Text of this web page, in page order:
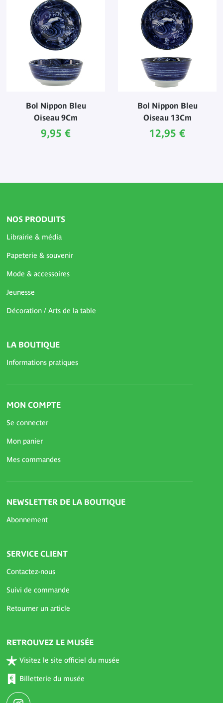
Bol Nippon Bleu
Oiseau 9Cm
Prix ​​actuel
9,95 €
Bol Nippon Bleu
Oiseau 13Cm
Prix ​​actuel
12,95 €
NOS PRODUITS
Librairie & média
Papeterie & souvenir
Mode & accessoires
Jeunesse
Décoration / Arts de la table
LA BOUTIQUE
Informations pratiques
MON COMPTE
Se connecter
Mon panier
Mes commandes
NEWSLETTER DE LA BOUTIQUE
Abonnement
SERVICE CLIENT
Contactez-nous
Suivi de commande
Retourner un article
RETROUVEZ LE MUSÉE
Visitez le site officiel du musée
Billetterie du musée